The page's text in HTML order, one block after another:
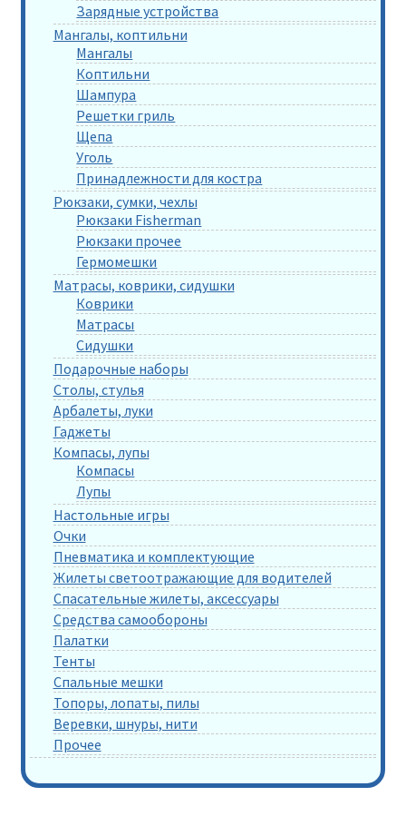
Зарядные устройства
Мангалы, коптильни
Мангалы
Коптильни
Шампура
Решетки гриль
Щепа
Уголь
Принадлежности для костра
Рюкзаки, сумки, чехлы
Рюкзаки Fisherman
Рюкзаки прочее
Гермомешки
Матрасы, коврики, сидушки
Коврики
Матрасы
Сидушки
Подарочные наборы
Столы, стулья
Арбалеты, луки
Гаджеты
Компасы, лупы
Компасы
Лупы
Настольные игры
Очки
Пневматика и комплектующие
Жилеты светоотражающие для водителей
Спасательные жилеты, аксессуары
Средства самообороны
Палатки
Тенты
Спальные мешки
Топоры, лопаты, пилы
Веревки, шнуры, нити
Прочее